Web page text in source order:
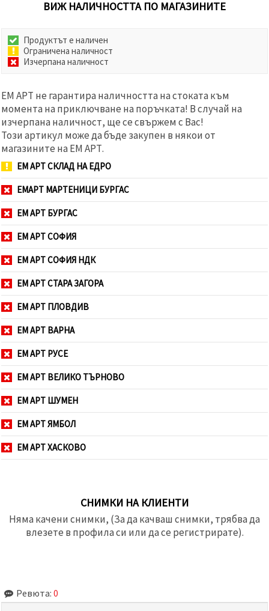
ВИЖ НАЛИЧНОСТТА ПО МАГАЗИНИТЕ
Продуктът е наличен
Ограничена наличност
Изчерпана наличност
ЕМ АРТ не гарантира наличността на стоката към
момента на приключване на поръчката! В случай на
изчерпана наличност, ще се свържем с Вас!
Този артикул може да бъде закупен в някои от
магазините на ЕМ АРТ.
ЕМ АРТ СКЛАД НА ЕДРО
ЕМАРТ МАРТЕНИЦИ БУРГАС
ЕМ АРТ БУРГАС
ЕМ АРТ СОФИЯ
ЕМ АРТ СОФИЯ НДК
ЕМ АРТ СТАРА ЗАГОРА
ЕМ АРТ ПЛОВДИВ
ЕМ АРТ ВАРНА
ЕМ АРТ РУСЕ
ЕМ АРТ ВЕЛИКО ТЪРНОВО
ЕМ АРТ ШУМЕН
ЕМ АРТ ЯМБОЛ
ЕМ АРТ ХАСКОВО
СНИМКИ НА КЛИЕНТИ
Няма качени снимки, (За да качваш снимки, трябва да
влезете в профила си или да се регистрирате).
Ревюта: 0